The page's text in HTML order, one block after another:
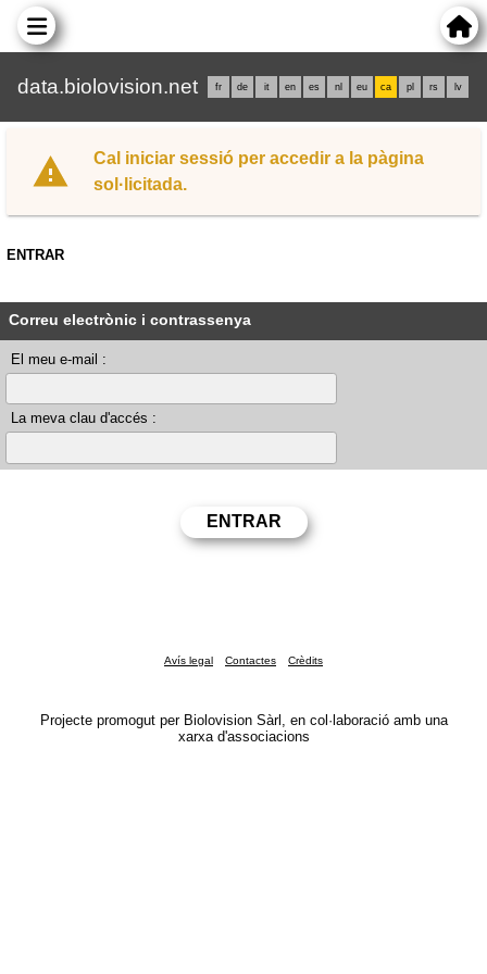
data.biolovision.net fr de it en es nl eu ca pl rs lv
Cal iniciar sessió per accedir a la pàgina
sol·licitada.
ENTRAR
Correu electrònic i contrassenya
El meu e-mail :
La meva clau d'accés :
Avís legal Contactes Crèdits
Projecte promogut per Biolovision Sàrl, en col·laboració amb una
xarxa d'associacions